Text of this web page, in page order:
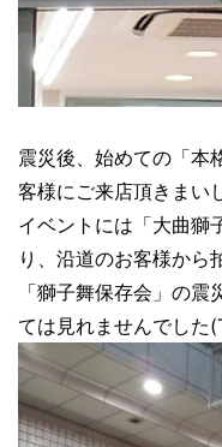
震災後、始めての「本
客様にご来店頂きまい
イベントには「大曲獅
り、沿道のお客様から
「獅子舞保存会」の
ては見れませんでした